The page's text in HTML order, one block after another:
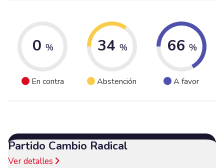
0 %
En contra
34 %
Abstención
66 %
A favor
Partido Cambio Radical
Ver detalles